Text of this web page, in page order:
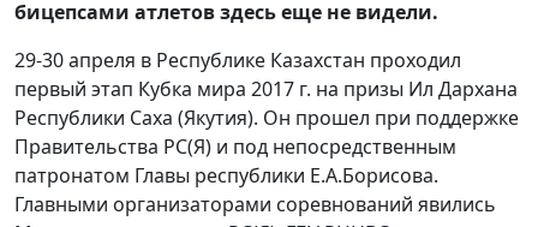
бицепсами атлетов здесь еще не видели.
29-30 апреля в Республике Казахстан проходил
первый этап Кубка мира 2017 г. на призы Ил Дархана
Республики Саха (Якутия). Он прошел при поддержке
Правительства РС(Я) и под непосредственным
патронатом Главы республики Е.А.Борисова.
Главными организаторами соревнований явились